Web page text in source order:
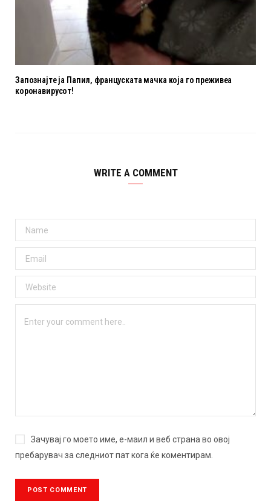
Запознајте ја Папил, француската мачка која го преживеа
коронавирусот!
WRITE A COMMENT
Зачувај го моето име, е-маил и веб страна во овој
пребарувач за следниот пат кога ќе коментирам.